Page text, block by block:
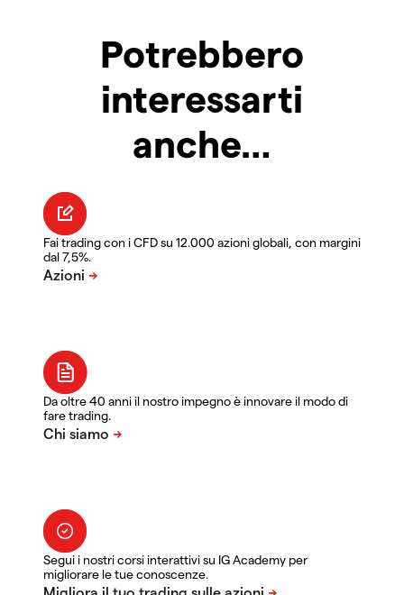
Potrebbero
interessarti
anche…
Fai trading con i CFD su 12.000 azioni globali, con margini
dal 7,5%.
Da oltre 40 anni il nostro impegno è innovare il modo di
fare trading.
Segui i nostri corsi interattivi su IG Academy per
migliorare le tue conoscenze.